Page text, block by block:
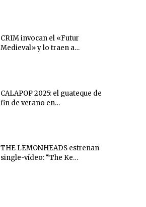
CRIM invocan el «Futur
Medieval» y lo traen a…
CALAPOP 2025: el guateque de
fin de verano en…
THE LEMONHEADS estrenan
single-vídeo: “The Ke…